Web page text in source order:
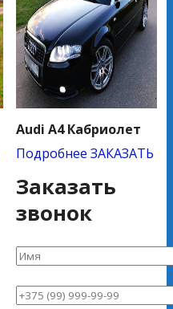
Audi A4 Кабриолет
Подробнее ЗАКАЗАТЬ
Заказать
звонок